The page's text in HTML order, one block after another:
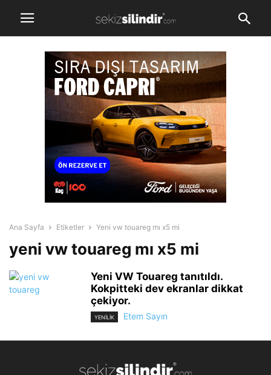
Ana Sayfa Etiketler Yeni vw touareg mı x5 mi
yeni vw touareg mı x5 mi
Yeni VW Touareg tanıtıldı.
Kokpitteki dev ekranlar dikkat
çekiyor.
YENİLİK Etem Sayın